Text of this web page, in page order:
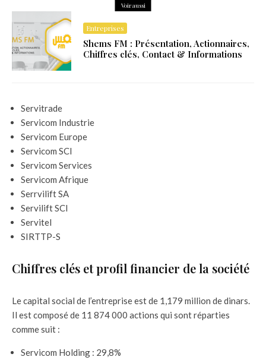
Voir aussi
Entreprises
Shems FM : Présentation, Actionnaires,
Chiffres clés, Contact & Informations
Servitrade
Servicom Industrie
Servicom Europe
Servicom SCI
Servicom Services
Servicom Afrique
Serrvilift SA
Servilift SCI
Servitel
SIRTTP-S
Chiffres clés et profil financier de la société
Le capital social de l’entreprise est de 1,179 million de dinars.
Il est composé de 11 874 000 actions qui sont réparties
comme suit :
Servicom Holding : 29,8%